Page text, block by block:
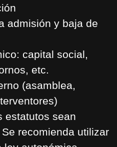
admisión y baja de
capital social,
etc.
(asamblea,
estatutos sean
recomienda utilizar